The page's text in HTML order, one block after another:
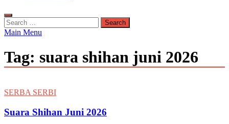
Search
for:
Main Menu
Tag: suara shihan juni 2026
SERBA SERBI
Suara Shihan Juni 2026